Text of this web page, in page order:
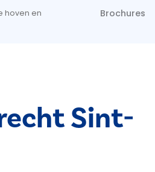
gaan
hoven en
Brochures
Sint-